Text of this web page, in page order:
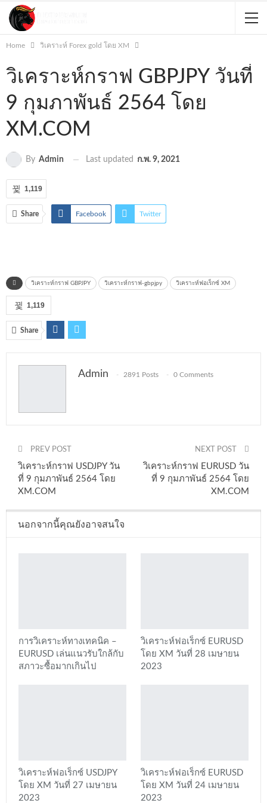
Home วิเคราะห์ Forex gold โดย XM
วิเคราะห์กราฟ GBPJPY วันที่
9 กุมภาพันธ์ 2564 โดย
XM.COM
By Admin Last updated ก.พ. 9, 2021
1,119
Share Facebook Twitter
วิเคราะห์กราฟ GBPJPY วิเคราะห์กราฟ-gbpjpy วิเคราะห์ฟอเร็กซ์ XM
1,119
Share
Admin 2891 Posts 0 Comments
PREV POST
วิเคราะห์กราฟ USDJPY วัน
ที่ 9 กุมภาพันธ์ 2564 โดย
XM.COM
NEXT POST
วิเคราะห์กราฟ EURUSD วัน
ที่ 9 กุมภาพันธ์ 2564 โดย
XM.COM
นอกจากนี้คุณยังอาจสนใจ
การวิเคราะห์ทางเทคนิค –
EURUSD เล่นแนวรับใกล้กับ
สภาวะซื้อมากเกินไป
วิเคราะห์ฟอเร็กซ์ EURUSD
โดย XM วันที่ 28 เมษายน
2023
วิเคราะห์ฟอเร็กซ์ USDJPY
โดย XM วันที่ 27 เมษายน
2023
วิเคราะห์ฟอเร็กซ์ EURUSD
โดย XM วันที่ 24 เมษายน
2023